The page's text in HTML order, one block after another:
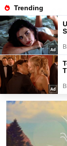
Fajntip.cz
Narodit se
trest. Jsou
jen